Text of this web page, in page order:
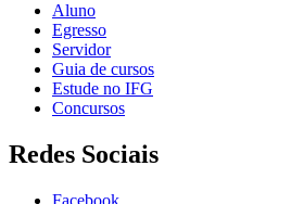
Aluno
Egresso
Servidor
Guia de cursos
Estude no IFG
Concursos
Redes Sociais
Facebook